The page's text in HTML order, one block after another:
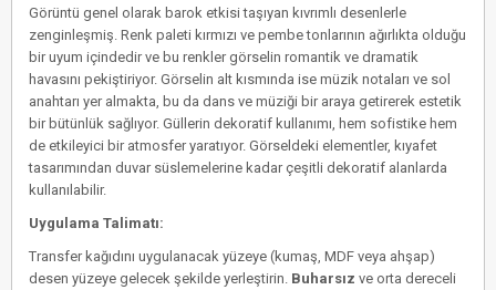
Görüntü genel olarak barok etkisi taşıyan kıvrımlı desenlerle
zenginleşmiş. Renk paleti kırmızı ve pembe tonlarının ağırlıkta olduğu
bir uyum içindedir ve bu renkler görselin romantik ve dramatik
havasını pekiştiriyor. Görselin alt kısmında ise müzik notaları ve sol
anahtarı yer almakta, bu da dans ve müziği bir araya getirerek estetik
bir bütünlük sağlıyor. Güllerin dekoratif kullanımı, hem sofistike hem
de etkileyici bir atmosfer yaratıyor. Görseldeki elementler, kıyafet
tasarımından duvar süslemelerine kadar çeşitli dekoratif alanlarda
kullanılabilir.
Uygulama Talimatı:
Transfer kağıdını uygulanacak yüzeye (kumaş, MDF veya ahşap)
desen yüzeye gelecek şekilde yerleştirin. Buharsız ve orta dereceli